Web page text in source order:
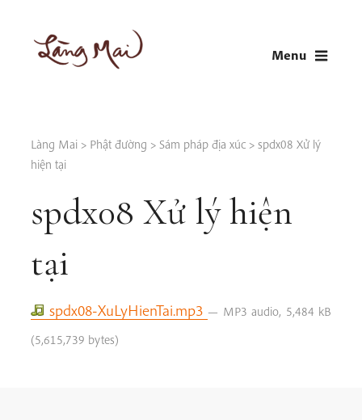
content
Menu
Làng Mai > Phật đường > Sám pháp địa xúc > spdx08 Xử lý
hiện tại
spdx08 Xử lý hiện
tại
spdx08-XuLyHienTai.mp3 — MP3 audio, 5,484 kB
(5,615,739 bytes)